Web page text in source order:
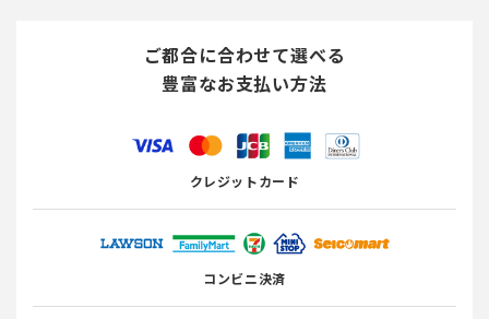
ご都合に合わせて選べる
豊富なお支払い方法
クレジットカード
コンビニ決済